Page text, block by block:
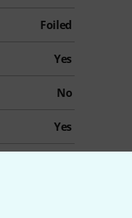
Foiled
Yes
No
Yes